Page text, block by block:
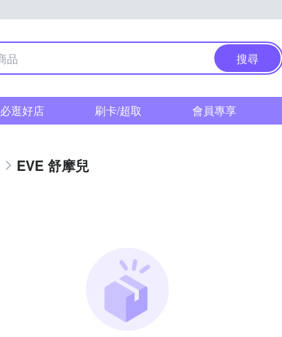
搜尋
必逛好店 刷卡/超取 會員專享
EVE 舒摩兒